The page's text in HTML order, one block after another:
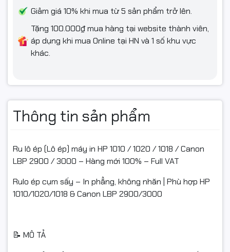
Giảm giá 10% khi mua từ 5 sản phẩm trở lên.
Tặng 100.000₫ mua hàng tại website thành viên,
áp dụng khi mua Online tại HN và 1 số khu vực
khác.
Thông tin sản phẩm
Ru lô ép (Lô ép) máy in HP 1010 / 1020 / 1018 / Canon
LBP 2900 / 3000 – Hàng mới 100% – Full VAT
Rulo ép cụm sấy – In phẳng, không nhăn | Phù hợp HP
1010/1020/1018 & Canon LBP 2900/3000
📝 MÔ TẢ
keo/thùng đến khi thấy rõ sản phẩm (để làm bằng chứng
Hỗ trợ đổi/hoàn khi: giao sai mẫu, thiếu hàng, hoặc linh kiện
lỗi kỹ thuật được shop xác nhận.
thử mạnh tay
Còn nguyên vẹn, đủ hộp/tem/phụ kiện/hóa đơn (nếu có)
Không hỗ trợ đổi/hoàn nếu: lắp sai máy, tự lắp gây hư hỏng,
hoặc không có video mở gói khi khiếu nại.